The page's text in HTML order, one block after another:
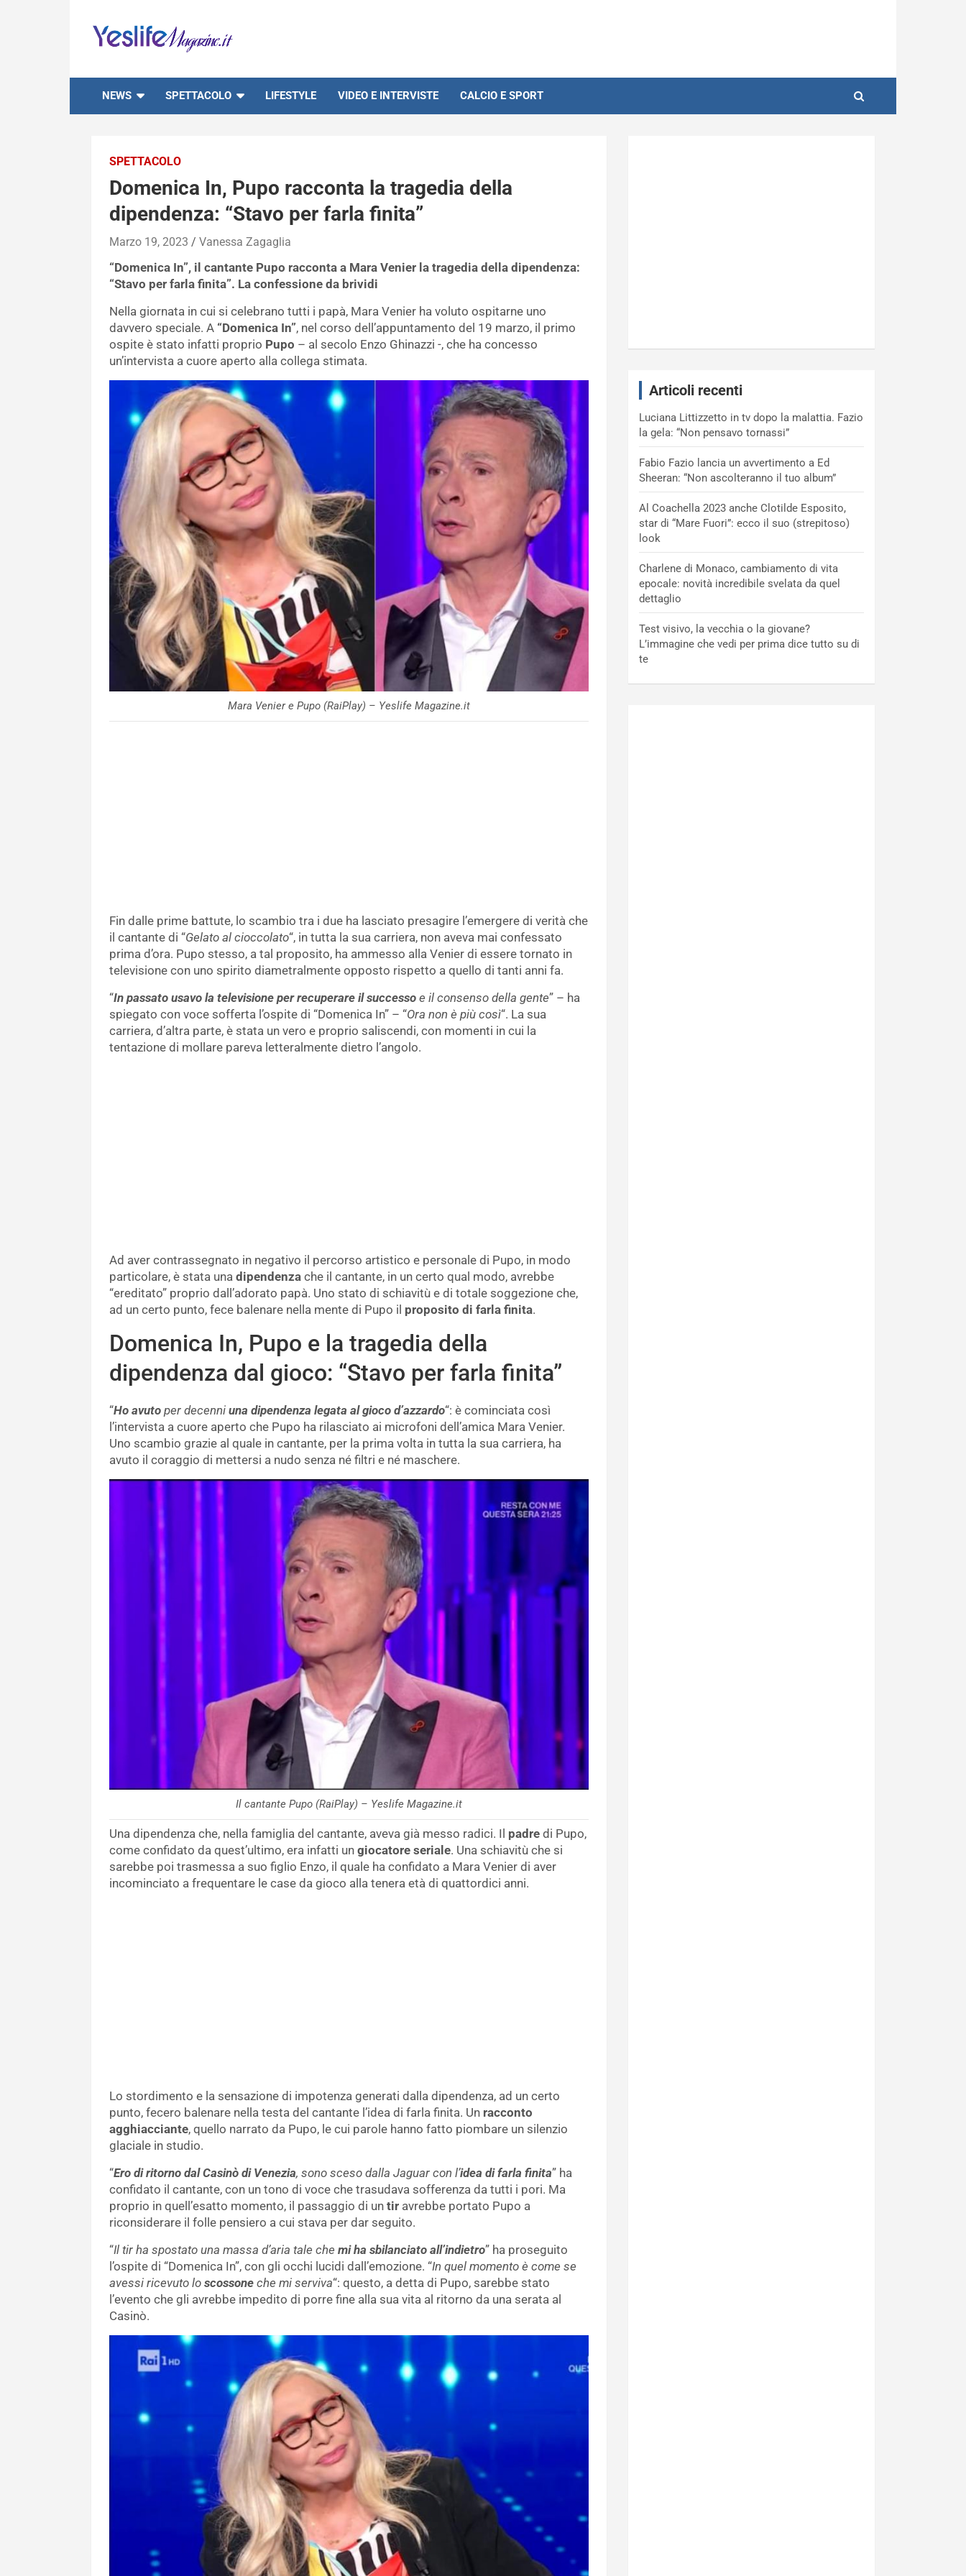
content
NEWS SPETTACOLO LIFESTYLE VIDEO E INTERVISTE CALCIO E SPORT
SPETTACOLO
Domenica In, Pupo racconta la tragedia della
dipendenza: “Stavo per farla finita”
Marzo 19, 2023 Vanessa Zagaglia
“Domenica In”, il cantante Pupo racconta a Mara Venier la tragedia della dipendenza:
“Stavo per farla finita”. La confessione da brividi
Nella giornata in cui si celebrano tutti i papà, Mara Venier ha voluto ospitarne uno
davvero speciale. A “Domenica In”, nel corso dell’appuntamento del 19 marzo, il primo
ospite è stato infatti proprio Pupo – al secolo Enzo Ghinazzi -, che ha concesso
un’intervista a cuore aperto alla collega stimata.
Mara Venier e Pupo (RaiPlay) – Yeslife Magazine.it
Fin dalle prime battute, lo scambio tra i due ha lasciato presagire l’emergere di verità che
il cantante di “Gelato al cioccolato“, in tutta la sua carriera, non aveva mai confessato
prima d’ora. Pupo stesso, a tal proposito, ha ammesso alla Venier di essere tornato in
televisione con uno spirito diametralmente opposto rispetto a quello di tanti anni fa.
“In passato usavo la televisione per recuperare il successo e il consenso della gente” – ha
spiegato con voce sofferta l’ospite di “Domenica In” – “Ora non è più così“. La sua
carriera, d’altra parte, è stata un vero e proprio saliscendi, con momenti in cui la
tentazione di mollare pareva letteralmente dietro l’angolo.
Ad aver contrassegnato in negativo il percorso artistico e personale di Pupo, in modo
particolare, è stata una dipendenza che il cantante, in un certo qual modo, avrebbe
“ereditato” proprio dall’adorato papà. Uno stato di schiavitù e di totale soggezione che,
ad un certo punto, fece balenare nella mente di Pupo il proposito di farla finita.
Domenica In, Pupo e la tragedia della
dipendenza dal gioco: “Stavo per farla finita”
“Ho avuto per decenni una dipendenza legata al gioco d’azzardo“: è cominciata così
l’intervista a cuore aperto che Pupo ha rilasciato ai microfoni dell’amica Mara Venier.
Uno scambio grazie al quale in cantante, per la prima volta in tutta la sua carriera, ha
avuto il coraggio di mettersi a nudo senza né filtri e né maschere.
Il cantante Pupo (RaiPlay) – Yeslife Magazine.it
Una dipendenza che, nella famiglia del cantante, aveva già messo radici. Il padre di Pupo,
come confidato da quest’ultimo, era infatti un giocatore seriale. Una schiavitù che si
sarebbe poi trasmessa a suo figlio Enzo, il quale ha confidato a Mara Venier di aver
incominciato a frequentare le case da gioco alla tenera età di quattordici anni.
Lo stordimento e la sensazione di impotenza generati dalla dipendenza, ad un certo
punto, fecero balenare nella testa del cantante l’idea di farla finita. Un racconto
agghiacciante, quello narrato da Pupo, le cui parole hanno fatto piombare un silenzio
glaciale in studio.
“Ero di ritorno dal Casinò di Venezia, sono sceso dalla Jaguar con l’idea di farla finita” ha
confidato il cantante, con un tono di voce che trasudava sofferenza da tutti i pori. Ma
proprio in quell’esatto momento, il passaggio di un tir avrebbe portato Pupo a
riconsiderare il folle pensiero a cui stava per dar seguito.
“Il tir ha spostato una massa d’aria tale che mi ha sbilanciato all’indietro” ha proseguito
l’ospite di “Domenica In”, con gli occhi lucidi dall’emozione. “In quel momento è come se
avessi ricevuto lo scossone che mi serviva“: questo, a detta di Pupo, sarebbe stato
l’evento che gli avrebbe impedito di porre fine alla sua vita al ritorno da una serata al
Casinò.
Articoli recenti
Luciana Littizzetto in tv dopo la malattia. Fazio
la gela: “Non pensavo tornassi”
Fabio Fazio lancia un avvertimento a Ed
Sheeran: “Non ascolteranno il tuo album”
Al Coachella 2023 anche Clotilde Esposito,
star di “Mare Fuori”: ecco il suo (strepitoso)
look
Charlene di Monaco, cambiamento di vita
epocale: novità incredibile svelata da quel
dettaglio
Test visivo, la vecchia o la giovane?
L’immagine che vedi per prima dice tutto su di
te